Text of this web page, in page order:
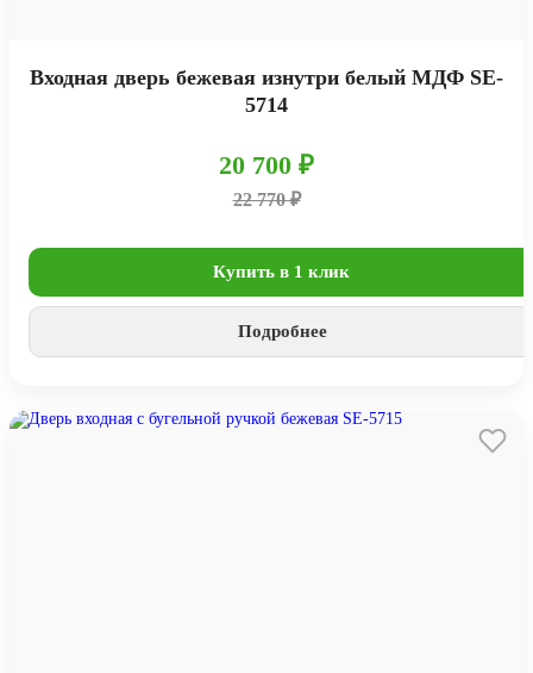
Входная дверь бежевая изнутри белый МДФ SE-
5714
20 700 ₽
22 770 ₽
Купить в 1 клик
Подробнее